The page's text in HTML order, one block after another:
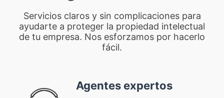
Servicios claros y sin complicaciones para
ayudarte a proteger la propiedad intelectual
de tu empresa. Nos esforzamos por hacerlo
fácil.
Agentes expertos